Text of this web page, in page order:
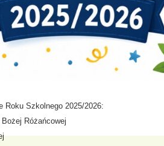
Roku Szkolnego 2025/2026:
Różańcowej